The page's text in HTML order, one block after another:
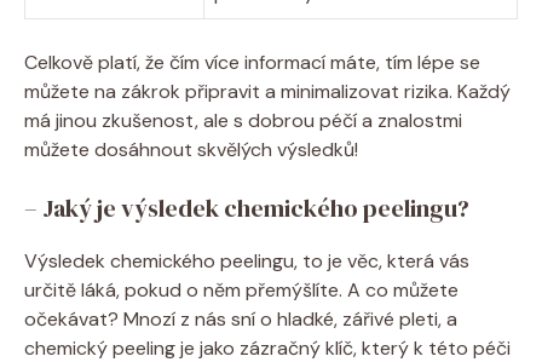
Celkově platí, že čím více informací máte, tím lépe se
můžete na zákrok připravit a minimalizovat rizika. Každý
má jinou zkušenost, ale s dobrou péčí a znalostmi
můžete dosáhnout skvělých výsledků!
– Jaký je výsledek chemického peelingu?
Výsledek chemického peelingu, to je věc, která vás
určitě láká, pokud o něm přemýšlíte. A co můžete
očekávat? Mnozí z nás sní o hladké, zářivé pleti, a
chemický peeling je jako zázračný klíč, který k této péči